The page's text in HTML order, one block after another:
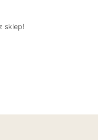
sklep!